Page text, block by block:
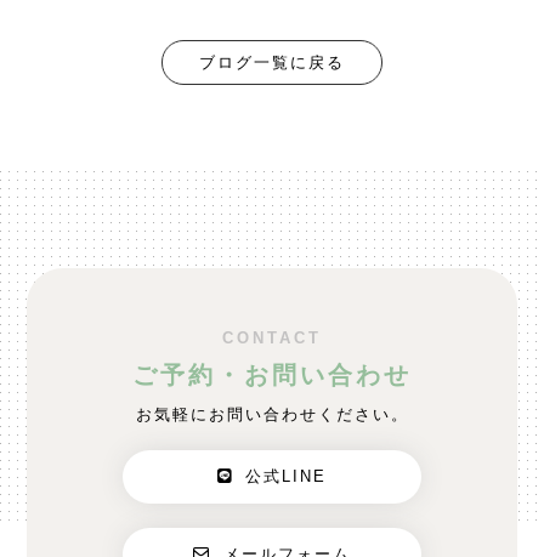
ブログ一覧に戻る
CONTACT
ご予約・お問い合わせ
お気軽にお問い合わせください。
公式LINE